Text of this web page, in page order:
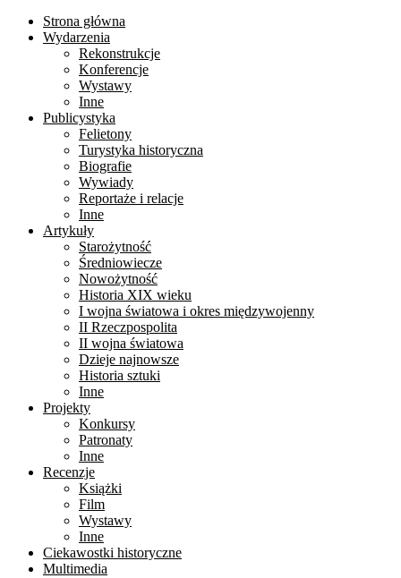
Strona główna
Wydarzenia
Rekonstrukcje
Konferencje
Wystawy
Inne
Publicystyka
Felietony
Turystyka historyczna
Biografie
Wywiady
Reportaże i relacje
Inne
Artykuły
Starożytność
Średniowiecze
Nowożytność
Historia XIX wieku
I wojna światowa i okres międzywojenny
II Rzeczpospolita
II wojna światowa
Dzieje najnowsze
Historia sztuki
Inne
Projekty
Konkursy
Patronaty
Inne
Recenzje
Książki
Film
Wystawy
Inne
Ciekawostki historyczne
Multimedia